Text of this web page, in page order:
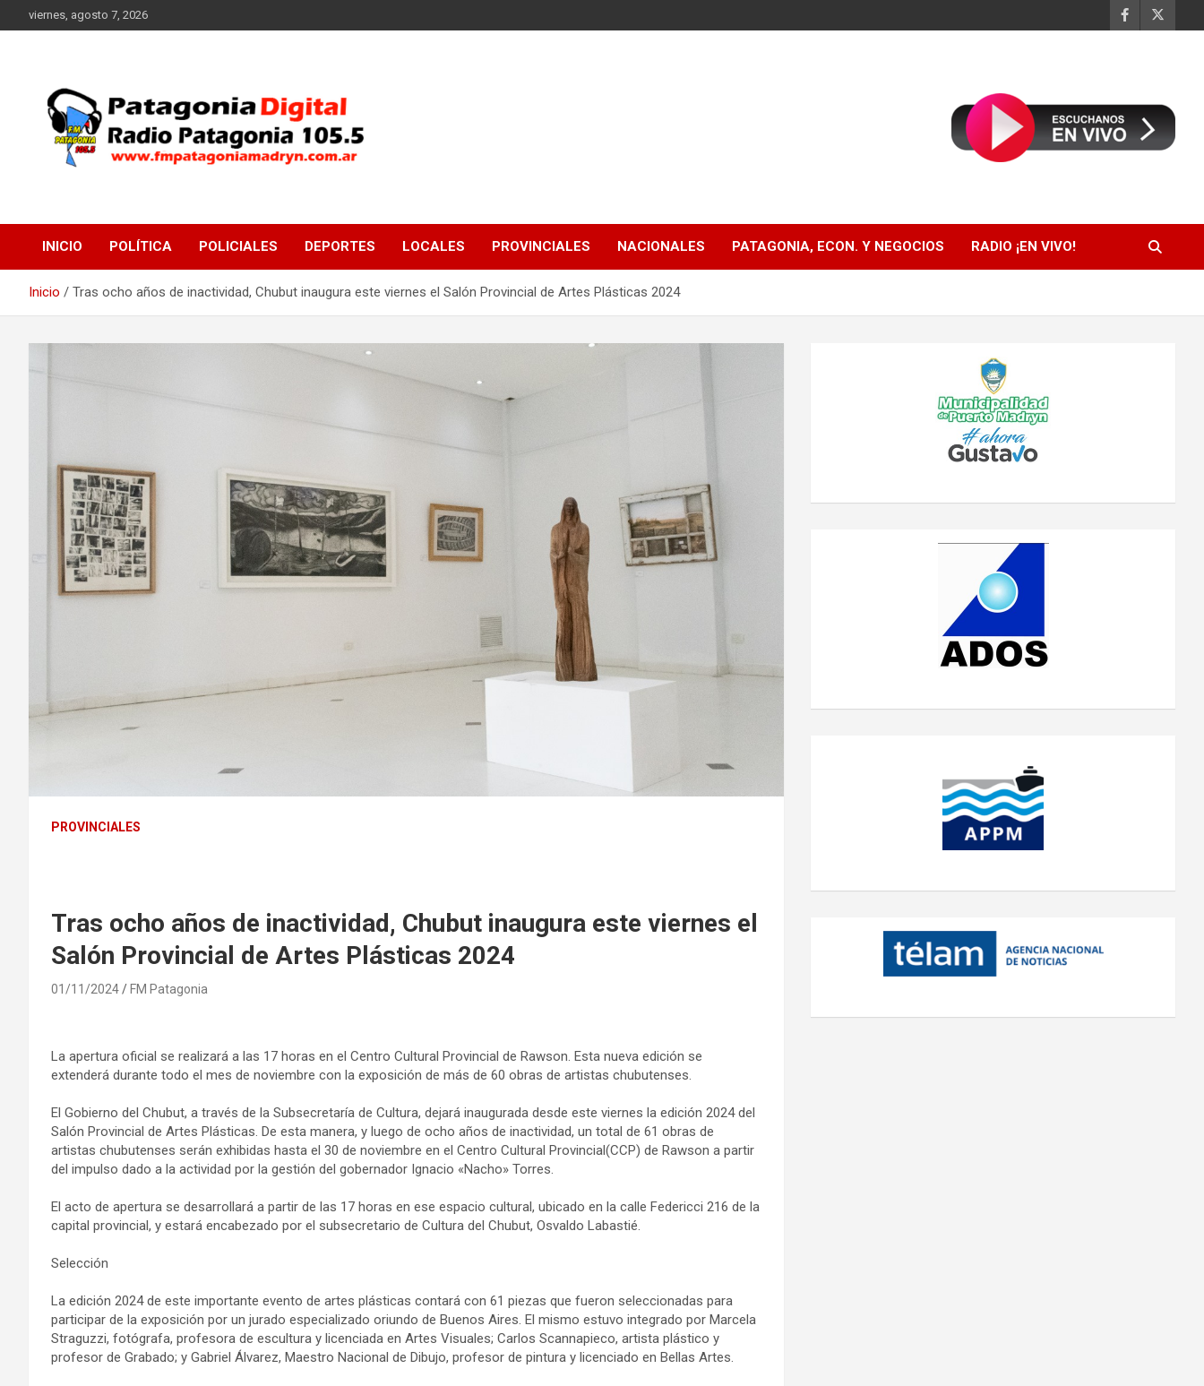
al
viernes, agosto 7, 2026
FM Patagonia Madryn
INICIO POLÍTICA POLICIALES DEPORTES LOCALES PROVINCIALES NACIONALES PATAGONIA, ECON. Y NEGOCIOS RADIO ¡EN VIVO!
Inicio Tras ocho años de inactividad, Chubut inaugura este viernes el Salón Provincial de Artes Plásticas 2024
PROVINCIALES
Tras ocho años de inactividad, Chubut inaugura este viernes el
Salón Provincial de Artes Plásticas 2024
01/11/2024 FM Patagonia
La apertura oficial se realizará a las 17 horas en el Centro Cultural Provincial de Rawson. Esta nueva edición se
extenderá durante todo el mes de noviembre con la exposición de más de 60 obras de artistas chubutenses.
El Gobierno del Chubut, a través de la Subsecretaría de Cultura, dejará inaugurada desde este viernes la edición 2024 del
Salón Provincial de Artes Plásticas. De esta manera, y luego de ocho años de inactividad, un total de 61 obras de
artistas chubutenses serán exhibidas hasta el 30 de noviembre en el Centro Cultural Provincial(CCP) de Rawson a partir
del impulso dado a la actividad por la gestión del gobernador Ignacio «Nacho» Torres.
El acto de apertura se desarrollará a partir de las 17 horas en ese espacio cultural, ubicado en la calle Federicci 216 de la
capital provincial, y estará encabezado por el subsecretario de Cultura del Chubut, Osvaldo Labastié.
Selección
La edición 2024 de este importante evento de artes plásticas contará con 61 piezas que fueron seleccionadas para
participar de la exposición por un jurado especializado oriundo de Buenos Aires. El mismo estuvo integrado por Marcela
Straguzzi, fotógrafa, profesora de escultura y licenciada en Artes Visuales; Carlos Scannapieco, artista plástico y
profesor de Grabado; y Gabriel Álvarez, Maestro Nacional de Dibujo, profesor de pintura y licenciado en Bellas Artes.